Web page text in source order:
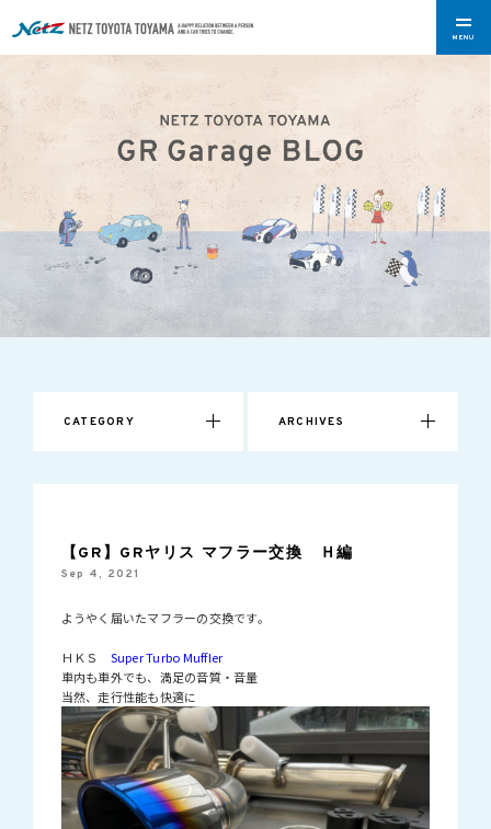
MENU
CATEGORY ARCHIVES
【GR】GRヤリス マフラー交換 Ｈ編
Sep 4, 2021
ようやく届いたマフラーの交換です。
ＨＫＳ Super Turbo Muffler
車内も車外でも、満足の音質・音量
当然、走行性能も快適に